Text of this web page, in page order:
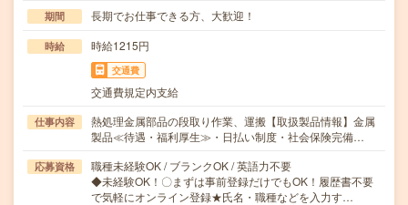
期間 長期でお仕事できる方、大歓迎！
時給 時給1215円
交通費
交通費規定内支給
仕事内容
熱処理金属部品の段取り作業、運搬【取扱製品情報】金属
製品≪待遇・福利厚生≫・日払い制度・社会保険完備…
応募資格
職種未経験OK / ブランクOK / 英語力不要
◆未経験OK！〇まずは事前登録だけでもOK！履歴書不要
で気軽にオンライン登録★氏名・職種などを入力す…